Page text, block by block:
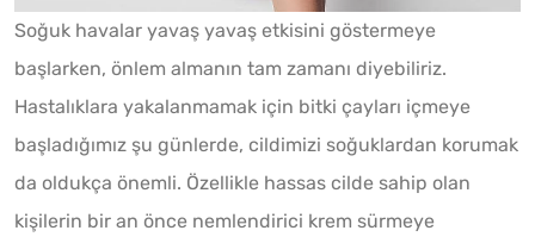
Soğuk havalar yavaş yavaş etkisini göstermeye
başlarken, önlem almanın tam zamanı diyebiliriz.
Hastalıklara yakalanmamak için bitki çayları içmeye
başladığımız şu günlerde, cildimizi soğuklardan korumak
da oldukça önemli. Özellikle hassas cilde sahip olan
kişilerin bir an önce nemlendirici krem sürmeye